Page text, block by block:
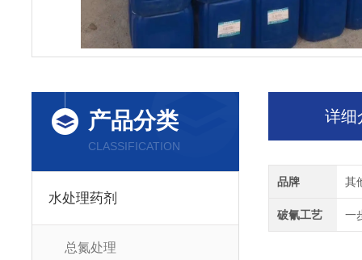
产品分类
CLASSIFICATION
水处理药剂
总氮处理
详细
品牌 其
破氰工艺 一